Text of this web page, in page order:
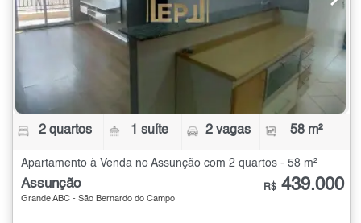
2 quartos 1 suíte 2 vagas 58 m²
Apartamento à Venda no Assunção com 2 quartos - 58 m²
Assunção
Grande ABC - São Bernardo do Campo
R$ 439.000